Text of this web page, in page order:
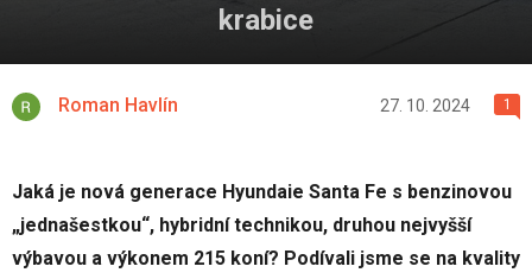
krabice
Roman Havlín 27. 10. 2024 1
Jaká je nová generace Hyundaie Santa Fe s benzinovou
„jednašestkou“, hybridní technikou, druhou nejvyšší
výbavou a výkonem 215 koní? Podívali jsme se na kvality